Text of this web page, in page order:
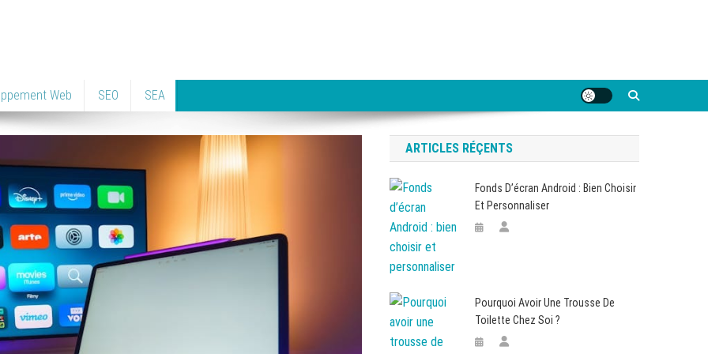
Web SEO SEA
ARTICLES RÉÇENTS
Fonds D’écran Android : Bien Choisir
Et Personnaliser
Pourquoi Avoir Une Trousse De
Toilette Chez Soi ?